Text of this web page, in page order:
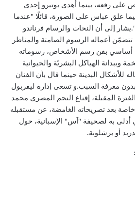
على رفعه، بينما أهدى بوتيرو إحدى
علق عباس على الصورة، قائلًا "عندما
إلى أن النحات والرسام فرناندو
تتضمّن أعماله الرسوم الصامتة والمناظر
أساسي بفن رسم الأشخاص، رسوماته
وببدانة الهياكل البشريّة والحيوانية
للأشكال البدينة حينما قال بأن الفنان
معرفة السبب.و تسعى إدارة ليفربول
المقبلة، إقناع النجم المصري محمد
خاصة بعد تصريحاته الغامضة، عن مستقبله
أدلى به لصحيفة "آس" الإسبانية، حول
أو برشلونة.